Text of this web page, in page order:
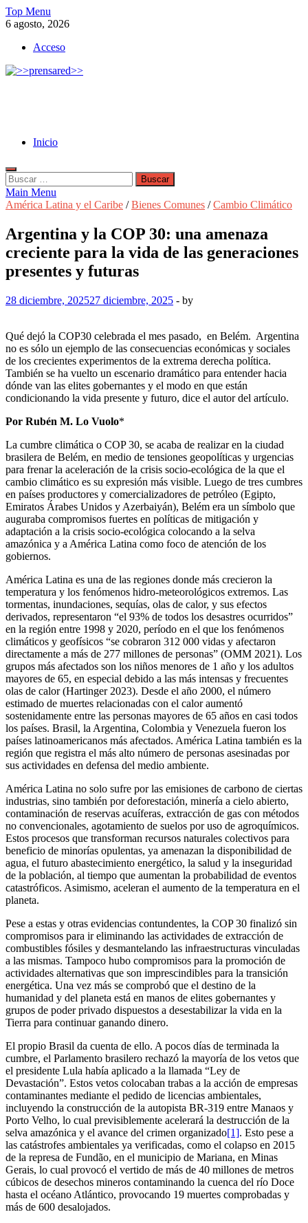
Skip
to
Top Menu
6 agosto, 2026
Acceso
Inicio
Buscar:
Main Menu
América Latina y el Caribe /Bienes Comunes /Cambio Climático
Argentina y la COP 30: una amenaza
creciente para la vida de las generaciones
presentes y futuras
28 diciembre, 202527 diciembre, 2025 - by
Qué dejó la COP30 celebrada el mes pasado, en Belém. Argentina
no es sólo un ejemplo de las consecuencias económicas y sociales
de los crecientes experimentos de la extrema derecha política.
También se ha vuelto un escenario dramático para entender hacia
dónde van las elites gobernantes y el modo en que están
condicionando la vida presente y futuro, dice el autor del artículo.
Por Rubén M. Lo Vuolo*
La cumbre climática o COP 30, se acaba de realizar en la ciudad
brasilera de Belém, en medio de tensiones geopolíticas y urgencias
para frenar la aceleración de la crisis socio-ecológica de la que el
cambio climático es su expresión más visible. Luego de tres cumbres
en países productores y comercializadores de petróleo (Egipto,
Emiratos Árabes Unidos y Azerbaiyán), Belém era un símbolo que
auguraba compromisos fuertes en políticas de mitigación y
adaptación a la crisis socio-ecológica colocando a la selva
amazónica y a América Latina como foco de atención de los
gobiernos.
América Latina es una de las regiones donde más crecieron la
temperatura y los fenómenos hidro-meteorológicos extremos. Las
tormentas, inundaciones, sequías, olas de calor, y sus efectos
derivados, representaron “el 93% de todos los de­sastres ocurridos”
en la región entre 1998 y 2020, período en el que los fenómenos
climáticos y geofísicos “se cobraron 312 000 vidas y afectaron
directamente a más de 277 millones de personas” (OMM 2021). Los
grupos más afectados son los niños menores de 1 año y los adultos
mayores de 65, en especial debido a las más intensas y frecuentes
olas de calor (Hartinger 2023). Desde el año 2000, el número
estimado de muertes relacionadas con el calor aumentó
sostenidamente entre las personas mayores de 65 años en casi todos
los países. Brasil, la Argentina, Colombia y Venezuela fueron los
países latinoamericanos más afectados. América Latina también es la
región que registra el más alto número de personas asesinadas por
sus actividades en defensa del medio ambiente.
América Latina no solo sufre por las emisiones de carbono de ciertas
industrias, sino también por deforestación, minería a cielo abierto,
contaminación de reservas acuíferas, extracción de gas con métodos
no convencionales, agotamiento de suelos por uso de agroquímicos.
Estos procesos que transforman recursos naturales colectivos para
beneficio de minorías opulentas, ya amenazan la disponibilidad de
agua, el futuro abastecimiento energético, la salud y la inseguridad
de la población, al tiempo que aumentan la probabilidad de eventos
catastróficos. Asimismo, aceleran el aumento de la temperatura en el
planeta.
Pese a estas y otras evidencias contundentes, la COP 30 finalizó sin
compromisos para ir eliminando las actividades de extracción de
combustibles fósiles y desmantelando las infraestructuras vinculadas
a las mismas. Tampoco hubo compromisos para la promoción de
actividades alternativas que son imprescindibles para la transición
energética. Una vez más se comprobó que el destino de la
humanidad y del planeta está en manos de elites gobernantes y
grupos de poder privado dispuestos a desestabilizar la vida en la
Tierra para continuar ganando dinero.
El propio Brasil da cuenta de ello. A pocos días de terminada la
cumbre, el Parlamento brasilero rechazó la mayoría de los vetos que
el presidente Lula había aplicado a la llamada “Ley de
Devastación”. Estos vetos colocaban trabas a la acción de empresas
contaminantes mediante el pedido de licencias ambientales,
incluyendo la construcción de la autopista BR-319 entre Manaos y
Porto Velho, lo cual previsiblemente acelerará la destrucción de la
selva amazónica y el avance del crimen organizado[1]. Esto pese a
las catástrofes ambientales ya verificadas, como el colapso en 2015
de la represa de Fundão, en el municipio de Mariana, en Minas
Gerais, lo cual provocó el vertido de más de 40 millones de metros
cúbicos de desechos mineros contaminando la cuenca del río Doce
hasta el océano Atlántico, provocando 19 muertes comprobadas y
más de 600 desalojados.